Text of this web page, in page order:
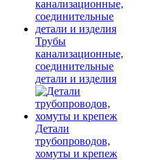
Трубы
канализационные,
соединительные
детали и изделия
Детали
трубопроводов,
хомуты и крепеж